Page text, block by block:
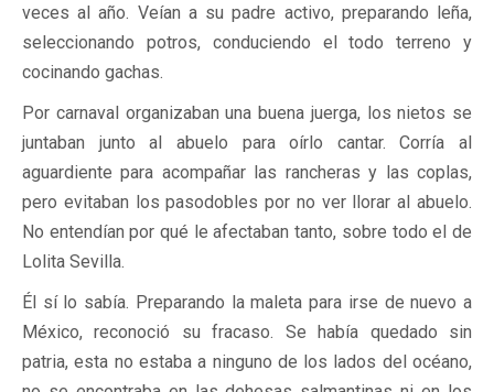
veces al año. Veían a su padre activo, preparando leña,
seleccionando potros, conduciendo el todo terreno y
cocinando gachas.
Por carnaval organizaban una buena juerga, los nietos se
juntaban junto al abuelo para oírlo cantar. Corría al
aguardiente para acompañar las rancheras y las coplas,
pero evitaban los pasodobles por no ver llorar al abuelo.
No entendían por qué le afectaban tanto, sobre todo el de
Lolita Sevilla.
Él sí lo sabía. Preparando la maleta para irse de nuevo a
México, reconoció su fracaso. Se había quedado sin
patria, esta no estaba a ninguno de los lados del océano,